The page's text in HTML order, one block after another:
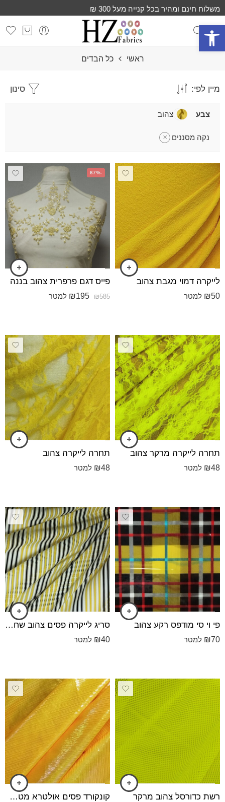
פתח סרגל נגישות
משלוח חינם ומהיר בכל קנייה מעל 300 ₪
ראשי כל הבדים
סינון מיין לפי:
צבע צהוב
נקה מסננים
לייקרה דמוי מגבת צהוב
₪50 למטר
-67%
פייס דגם פרפרית צהוב בננה
₪585
₪195 למטר
תחרה לייקרה מרקר צהוב
₪48 למטר
תחרה לייקרה צהוב
₪48 למטר
פי וי סי מודפס רקע צהוב
₪70 למטר
סריג לייקרה פסים צהוב שחור - שקוף
₪40 למטר
רשת כדורסל צהוב מרקר קונקורד פסים אולטרא מטאל בסיס צהוב